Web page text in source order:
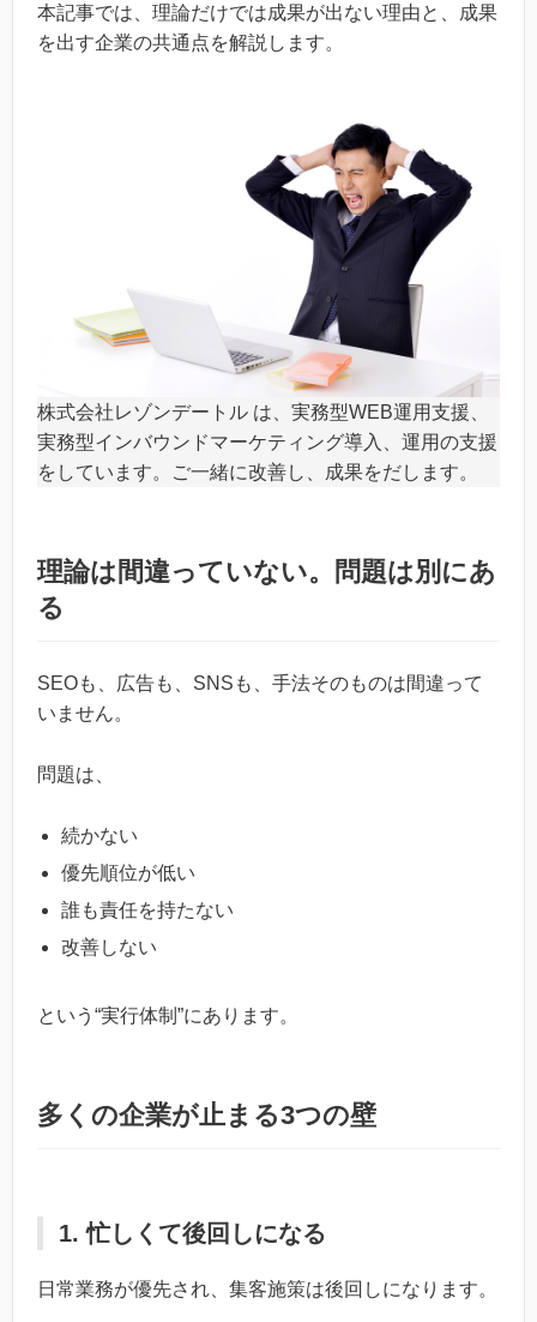
本記事では、理論だけでは成果が出ない理由と、成果
を出す企業の共通点を解説します。
株式会社レゾンデートル は、実務型WEB運用支援、
実務型インバウンドマーケティング導入、運用の支援
をしています。ご一緒に改善し、成果をだします。
理論は間違っていない。問題は別にあ
る
SEOも、広告も、SNSも、手法そのものは間違って
いません。
問題は、
続かない
優先順位が低い
誰も責任を持たない
改善しない
という“実行体制”にあります。
多くの企業が止まる3つの壁
1. 忙しくて後回しになる
日常業務が優先され、集客施策は後回しになります。